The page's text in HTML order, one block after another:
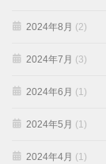
2024年8月 (2)
2024年7月 (3)
2024年6月 (1)
2024年5月 (1)
2024年4月 (1)